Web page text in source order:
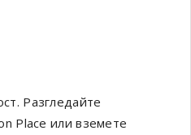
Разгледайте
Place или вземете